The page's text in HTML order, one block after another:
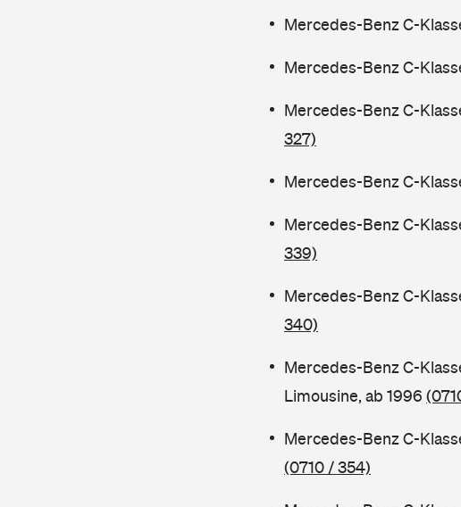
Mercedes-Benz C-
Mercedes-Benz C-
Mercedes-Benz C-
327)
Mercedes-Benz C-
Mercedes-Benz C-
339)
Mercedes-Benz C-
340)
Mercedes-Benz C-
Limousine, ab 1996
Mercedes-Benz C-
(0710 / 354)